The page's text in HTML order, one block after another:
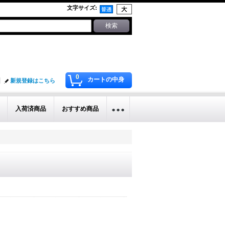
文字サイズ:
0 カートの中身
新規登録はこちら
入荷済商品 おすすめ商品